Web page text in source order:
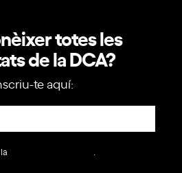
totes les
de la DCA?
te aquí: